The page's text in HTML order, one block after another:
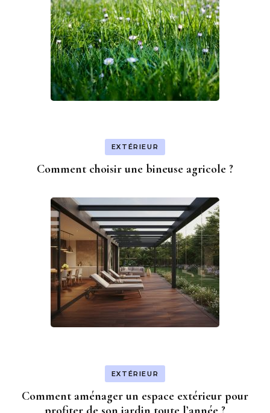
EXTÉRIEUR
Comment choisir une bineuse agricole ?
EXTÉRIEUR
Comment aménager un espace extérieur pour